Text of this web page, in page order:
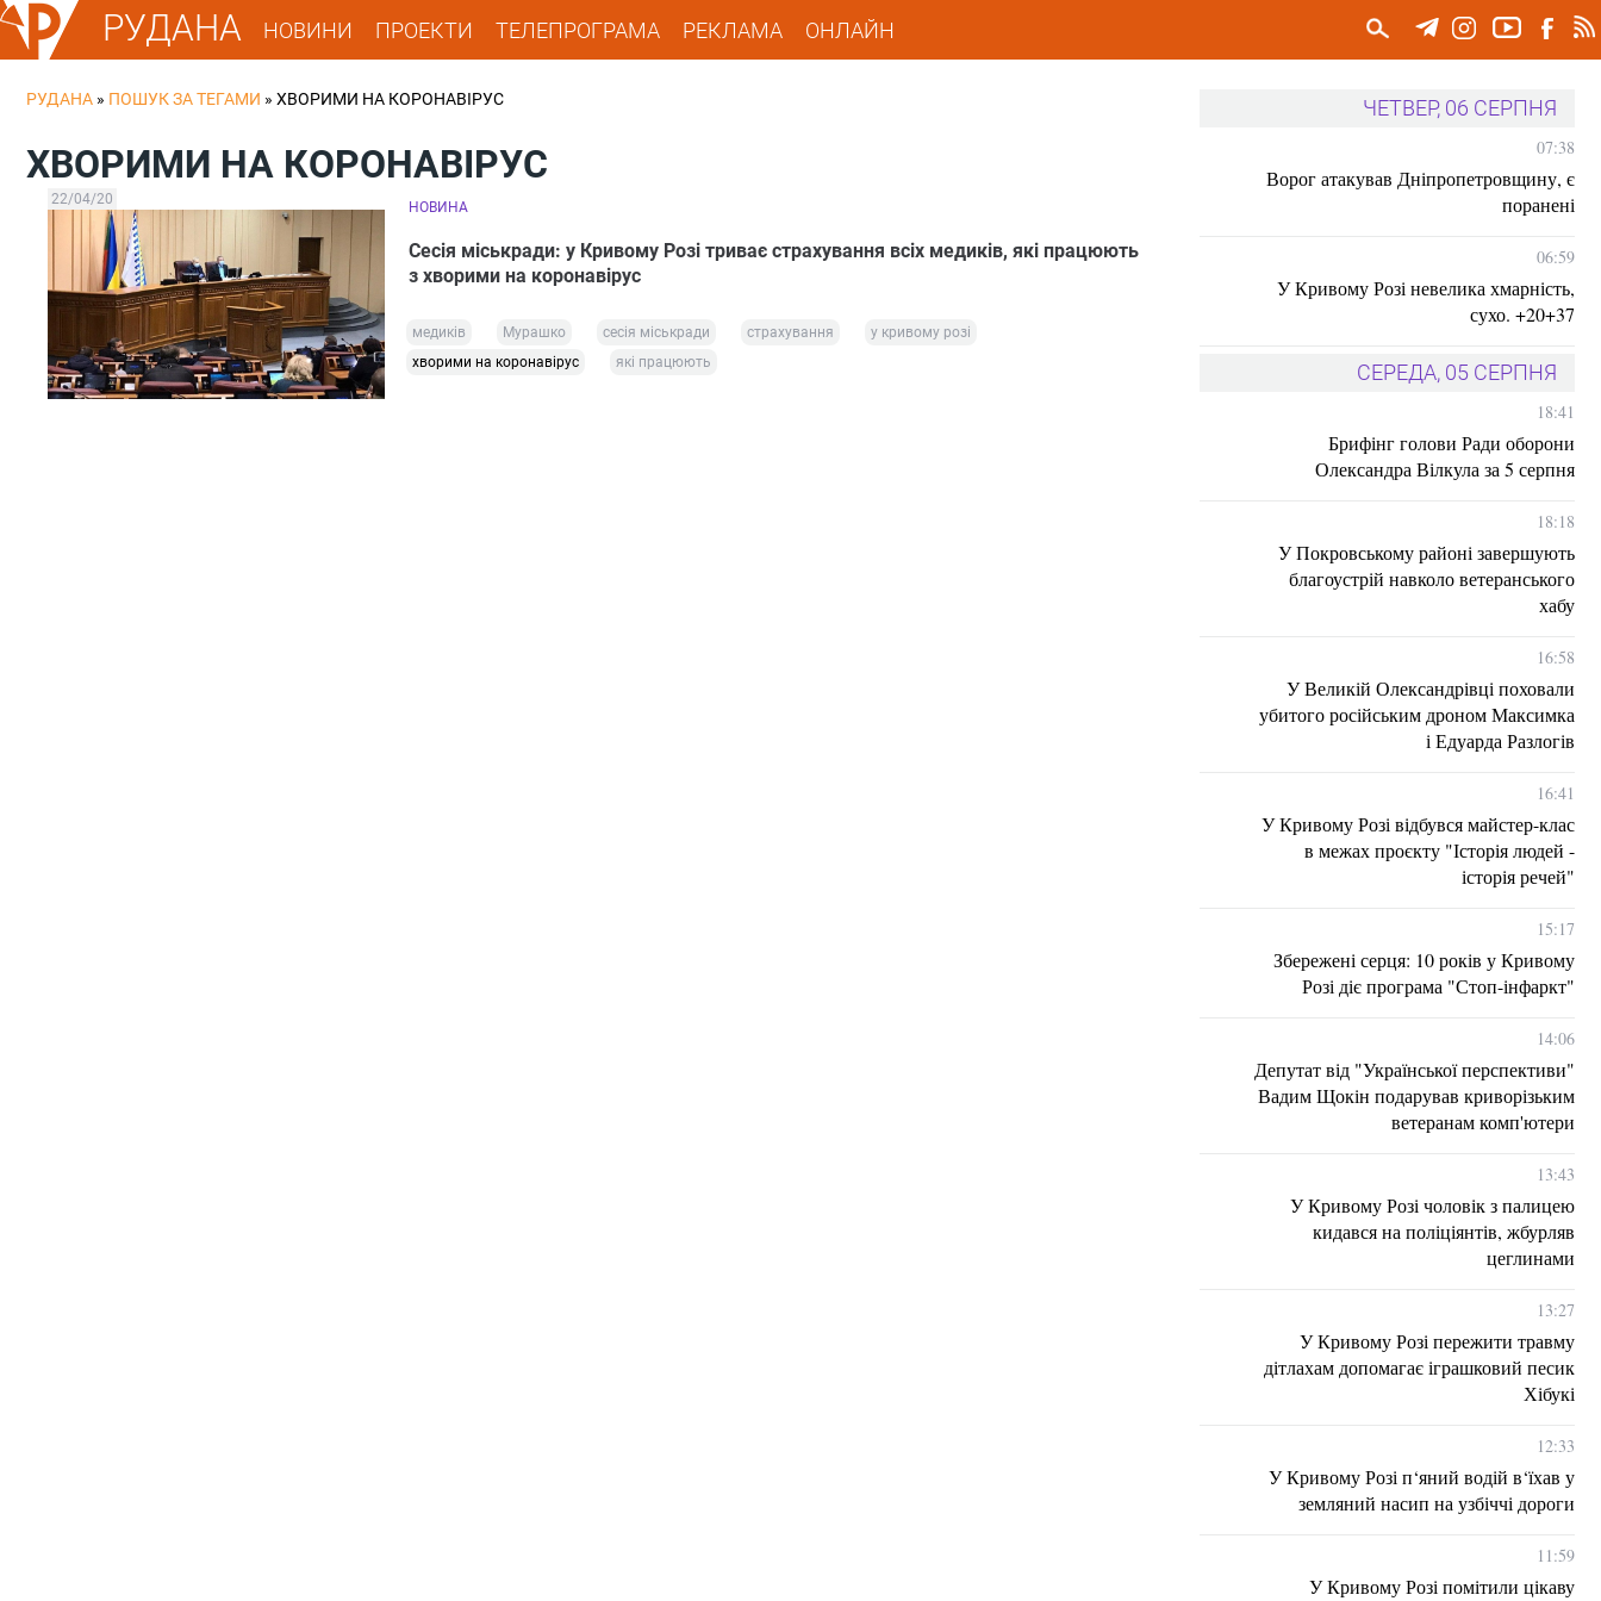
РУДАНА НОВИНИ ПРОЕКТИ ТЕЛЕПРОГРАМА РЕКЛАМА ОНЛАЙН
РУДАНА » ПОШУК ЗА ТЕГАМИ » ХВОРИМИ НА КОРОНАВІРУС
ХВОРИМИ НА КОРОНАВІРУС
22/04/20 НОВИНА
Сесія міськради: у Кривому Розі триває страхування всіх медиків, які працюють
з хворими на коронавірус
медиків Мурашко сесія міськради страхування
у кривому розі
хворими на коронавірус
які працюють
ЧЕТВЕР, 06 СЕРПНЯ
07:38
Ворог атакував Дніпропетровщину, є
поранені
06:59
У Кривому Розі невелика хмарність,
сухо. +20+37
СЕРЕДА, 05 СЕРПНЯ
18:41
Брифінг голови Ради оборони
Олександра Вілкула за 5 серпня
18:18
У Покровському районі завершують
благоустрій навколо ветеранського
хабу
16:58
У Великій Олександрівці поховали
убитого російським дроном Максимка
і Едуарда Разлогів
16:41
У Кривому Розі відбувся майстер-клас
в межах проєкту "Історія людей -
історія речей"
15:17
Збережені серця: 10 років у Кривому
Розі діє програма "Стоп-інфаркт"
14:06
Депутат від "Української перспективи"
Вадим Щокін подарував криворізьким
ветеранам комп'ютери
13:43
У Кривому Розі чоловік з палицею
кидався на поліціянтів, жбурляв
цеглинами
13:27
У Кривому Розі пережити травму
дітлахам допомагає іграшковий песик
Хібукі
12:33
У Кривому Розі п‘яний водій в‘їхав у
земляний насип на узбіччі дороги
11:59
У Кривому Розі помітили цікаву